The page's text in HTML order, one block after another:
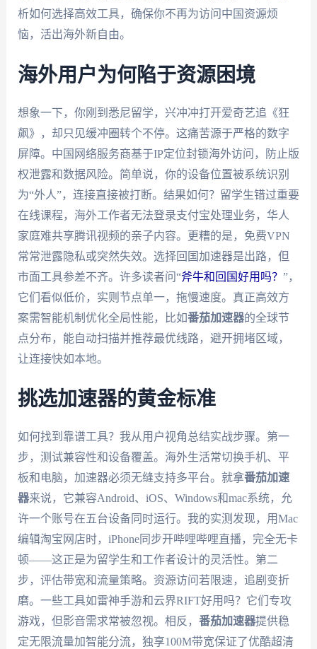
析如何选择高效工具，确保你不再为访问中国资源烦
恼，活出海外新自由。
海外用户为何陷于资源困境
想象一下，你刚到悉尼留学，兴冲冲打开爱奇艺追《狂
飙》，却只见缓冲圈转个不停。这痛苦源于严格的数字
屏障。中国网络服务商基于IP定位封锁海外访问，防止版
权泄露和数据风险。简单说，你的设备位置被系统识别
为“外人”，连接直接被打断。结果如何？留学生错过重要
在线课程，海外工作者无法登录支付宝处理业务，华人
家庭难共享腾讯视频的亲子内容。更糟的是，免费VPN
常常泄露隐私或突然失效。选择回国加速器是出路，但
市面工具参差不齐。许多读者问“斧牛和回国好用吗？ ”，
它们看似低价，实则节点单一，拖慢速度。真正高效方
案需智能机制优化全局性能，比如番茄加速器的全球节
点分布，能自动扫描并推荐最优线路，避开拥堵区域，
让连接快如本地。
挑选加速器的黄金标准
如何找到靠谱工具？我从用户视角总结实战步骤。第一
步，测试兼容性和设备覆盖。海外生活常切换手机、平
板和电脑，加速器必须无缝支持多平台。就拿番茄加速
器来说，它兼容Android、iOS、Windows和mac系统，允
许一个账号在五台设备同时运行。我的实测发现，用Mac
编辑淘宝网店时，iPhone同步开哔哩哔哩直播，完全无卡
顿——这正是为留学生和工作者设计的灵活性。第二
步，评估带宽和流量策略。资源访问若限速，追剧变折
磨。一些工具如雷神手游和云界RIFT好用吗？它们专攻
游戏，但影音需求常被忽视。相反， 番茄加速器提供稳
定无限流量加智能分流，独享100M带宽保证了优酷超清